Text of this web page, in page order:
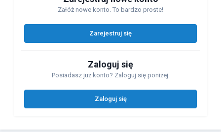
Załóż nowe konto. To bardzo proste!
Zarejestruj się
Zaloguj się
Posiadasz już konto? Zaloguj się poniżej.
Zaloguj się